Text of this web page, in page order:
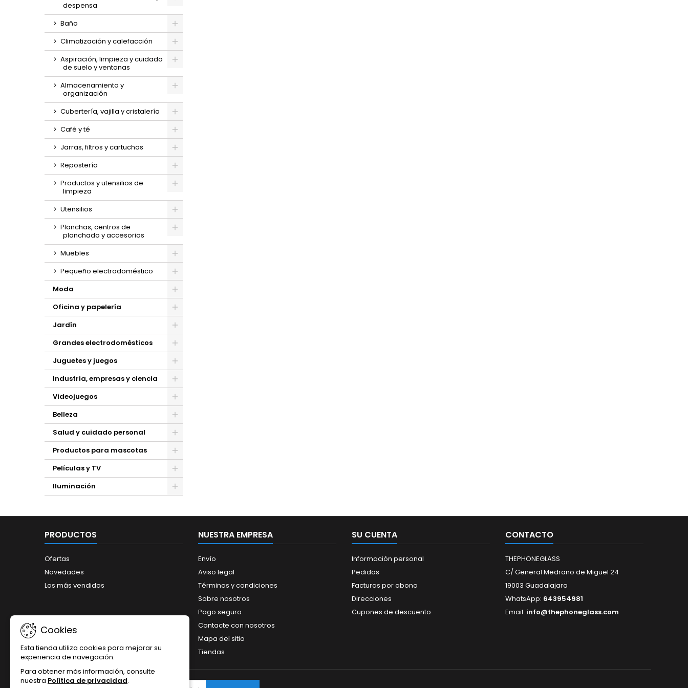
despensa
Baño
Climatización y calefacción
Aspiración, limpieza y cuidado
de suelo y ventanas
Almacenamiento y
organización
Cubertería, vajilla y cristalería
Café y té
Jarras, filtros y cartuchos
Repostería
Productos y utensilios de
limpieza
Utensilios
Planchas, centros de
planchado y accesorios
Muebles
Pequeño electrodoméstico
Moda
Oficina y papelería
Jardín
Grandes electrodomésticos
Juguetes y juegos
Industria, empresas y ciencia
Videojuegos
Belleza
Salud y cuidado personal
Productos para mascotas
Películas y TV
Iluminación
PRODUCTOS
Ofertas
Novedades
Los más vendidos
NUESTRA EMPRESA
Envío
Aviso legal
Términos y condiciones
Sobre nosotros
Pago seguro
Contacte con nosotros
Mapa del sitio
Tiendas
SU CUENTA
Información personal
Pedidos
Facturas por abono
Direcciones
Cupones de descuento
CONTACTO
THEPHONEGLASS
C/ General Medrano de Miguel 24
19003 Guadalajara
WhatsApp: 643954981
Email: info@thephoneglass.com
Cookies
Esta tienda utiliza cookies para mejorar su
experiencia de navegación.
Para obtener más información, consulte
nuestra Política de privacidad.